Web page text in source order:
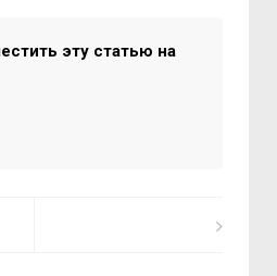
эту статью на